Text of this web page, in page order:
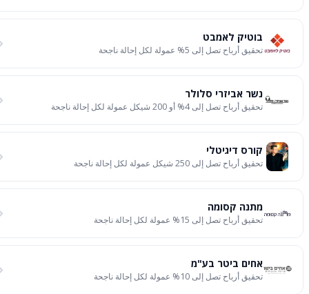
בוטיק לאמבט
تحقيق أرباح تصل إلى 5% عمولة لكل إحالة ناجحة
נשר אביזרי סלולר
تحقيق أرباح تصل إلى 4% أو 200 شيكل عمولة لكل إحالة ناجحة
קורס דיגיטלי
تحقيق أرباح تصل إلى 250 شيكل عمولة لكل إحالة ناجحة
מתנה קסומה
تحقيق أرباح تصل إلى 15% عمولة لكل إحالة ناجحة
אחים ביטר בע"מ
تحقيق أرباح تصل إلى 10% عمولة لكل إحالة ناجحة